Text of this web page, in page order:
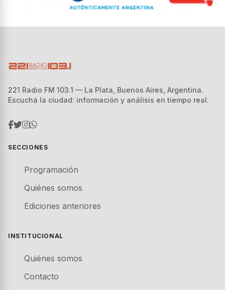
221 Radio FM 103.1 — La Plata, Buenos Aires, Argentina.
Escuchá la ciudad: información y análisis en tiempo real.
SECCIONES
Programación
Quiénes somos
Ediciones anteriores
INSTITUCIONAL
Quiénes somos
Contacto